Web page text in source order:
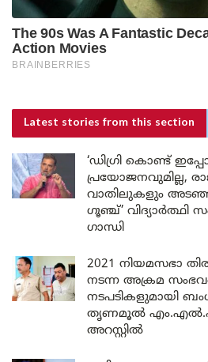
Latest stories from this section
‘ഡിഗ്രി കൊണ്ട്
പ്രയോജനവുമില്ല,
വാതിലുകളും
ഗൂഞ്ച്’
ഗാന്ധി
2021 നിയമസഭാ
നടന്ന അക്രമ
നടപടികളുമായി
തൃണമൂൽ
അറസ്റ്റിൽ